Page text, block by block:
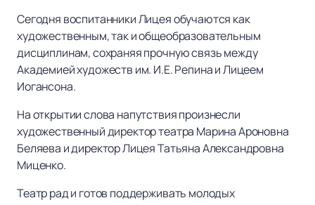
Сегодня воспитанники Лицея обучаются как
художественным, так и общеобразовательным
дисциплинам, сохраняя прочную связь между
Академией художеств им. И.Е. Репина и Лицеем
Иогансона.
На открытии слова напутствия произнесли
художественный директор театра Марина Ароновна
Беляева и директор Лицея Татьяна Александровна
Миценко.
Театр рад и готов поддерживать молодых